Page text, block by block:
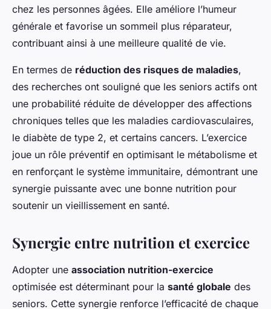
chez les personnes âgées. Elle améliore l’humeur
générale et favorise un sommeil plus réparateur,
contribuant ainsi à une meilleure qualité de vie.
En termes de réduction des risques de maladies,
des recherches ont souligné que les seniors actifs ont
une probabilité réduite de développer des affections
chroniques telles que les maladies cardiovasculaires,
le diabète de type 2, et certains cancers. L’exercice
joue un rôle préventif en optimisant le métabolisme et
en renforçant le système immunitaire, démontrant une
synergie puissante avec une bonne nutrition pour
soutenir un vieillissement en santé.
Synergie entre nutrition et exercice
Adopter une association nutrition-exercice
optimisée est déterminant pour la santé globale des
seniors. Cette synergie renforce l’efficacité de chaque